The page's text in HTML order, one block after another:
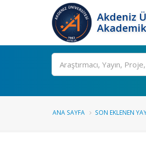
Akdeniz
Ara
ANA SAYFA SON EKLENEN